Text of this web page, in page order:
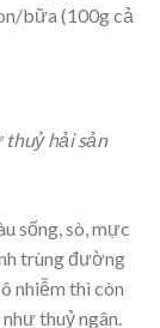
bữa (100g cả
thuỷ hải sản
sống, sò, mực
trùng đường
nhiễm thì còn
thuỷ ngân.